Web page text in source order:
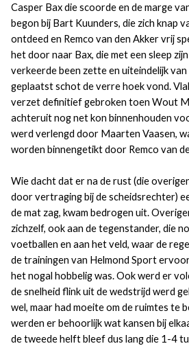
Casper Bax die scoorde en de marge
begon bij Bart Kuunders, die zich knap
ontdeed en Remco van den Akker vrij
het door naar Bax, die met een sleep
verkeerde been zette en uiteindelijk van
geplaatst schot de verre hoek vond.
verzet definitief gebroken toen Wout
achteruit nog net kon binnenhouden
werd verlengd door Maarten Vaasen,
worden binnengetikt door Remco van
Wie dacht dat er na de rust (die
door vertraging bij de scheidsrechter)
de mat zag, kwam bedrogen uit.
zichzelf, ook aan de tegenstander, die
voetballen en aan het veld, waar de
de trainingen van Helmond Sport
het nogal hobbelig was. Ook werd er
de snelheid flink uit de wedstrijd werd
wel, maar had moeite om de ruimtes te
werden er behoorlijk wat kansen bij
de tweede helft bleef dus lang die 1-4